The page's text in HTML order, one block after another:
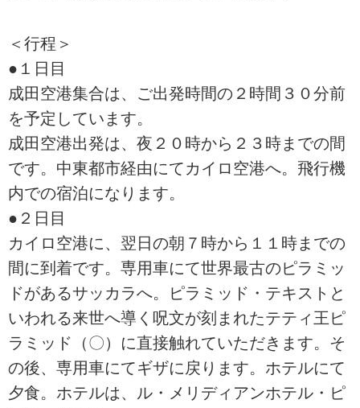
＜行程＞
●１日目
成田空港集合は、ご出発時間の２時間３０分前
を予定しています。
成田空港出発は、夜２０時から２３時までの間
です。中東都市経由にてカイロ空港へ。飛行機
内での宿泊になります。
●２日目
カイロ空港に、翌日の朝７時から１１時までの
間に到着です。専用車にて世界最古のピラミッ
ドがあるサッカラへ。ピラミッド・テキストと
いわれる来世へ導く呪文が刻まれたテティ王ピ
ラミッド（〇）に直接触れていただきます。そ
の後、専用車にてギザに戻ります。ホテルにて
夕食。ホテルは、ル・メリディアンホテル・ピ